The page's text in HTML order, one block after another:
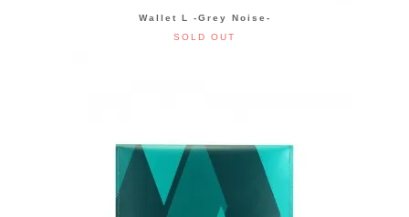
Wallet L -Grey Noise-
SOLD OUT